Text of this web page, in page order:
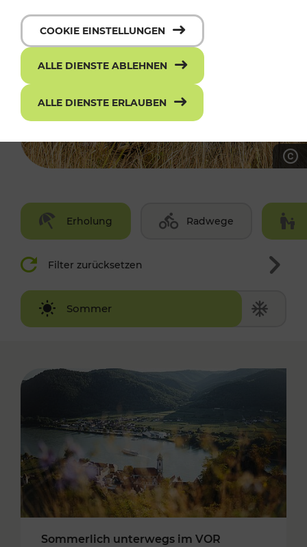
Erholung Radwege
Filter zurücksetzen
Sommer
Winter
Sommerlich unterwegs im VOR
COOKIE EINSTELLUNGEN
ALLE DIENSTE ABLEHNEN
ALLE DIENSTE ERLAUBEN